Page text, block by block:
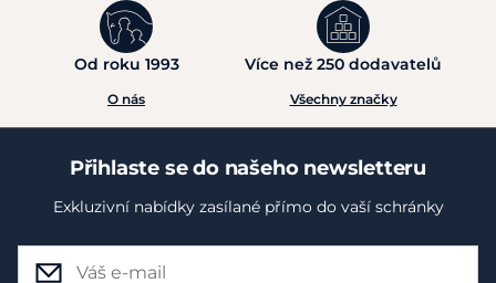
Od roku 1993
O nás
Více než 250 dodavatelů
Všechny značky
Přihlaste se do našeho newsletteru
Exkluzivní nabídky zasílané přímo do vaší schránky